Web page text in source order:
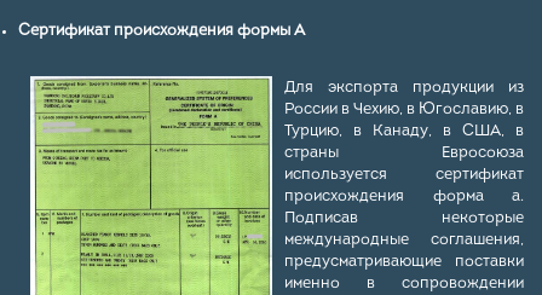
Сертификат происхождения формы А
Для экспорта продукции из
России в Чехию, в Югославию, в
Турцию, в Канаду, в США, в
страны Евросоюза
используется сертификат
происхождения форма а.
Подписав некоторые
международные соглашения,
предусматривающие поставки
именно в сопровождении